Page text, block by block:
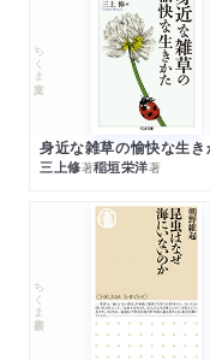
ちくま文庫
身近な雑草の愉快な生き
三上修著稲垣栄洋著
ちくま新書